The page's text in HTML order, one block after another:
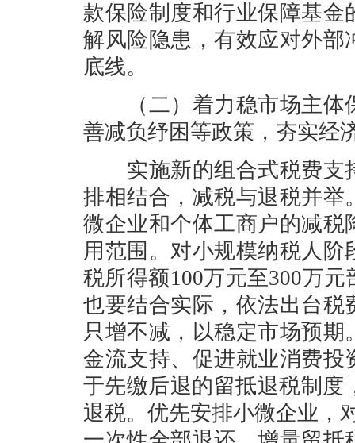
款保险制度和行业保障基
解风险隐患，有效应对外
底线。
（二）着力稳市场主体
善减负纾困等政策，夯实经
实施新的组合式税费支
排相结合，减税与退税并
微企业和个体工商户的减
用范围。对小规模纳税人
税所得额100万元至300万
也要结合实际，依法出台
只增不减，以稳定市场预
金流支持、促进就业消费
于先缴后退的留抵退税制度
退税。优先安排小微企业，